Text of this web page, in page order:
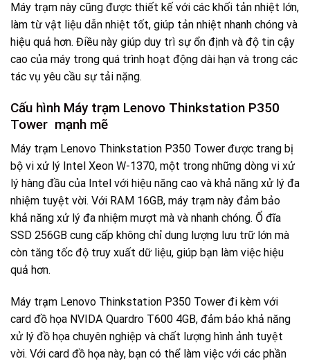
Máy trạm này cũng được thiết kế với các khối tản nhiệt lớn,
làm từ vật liệu dẫn nhiệt tốt, giúp tản nhiệt nhanh chóng và
hiệu quả hơn. Điều này giúp duy trì sự ổn định và độ tin cậy
cao của máy trong quá trình hoạt động dài hạn và trong các
tác vụ yêu cầu sự tải nặng.
Cấu hình Máy trạm Lenovo Thinkstation P350
Tower mạnh mẽ
Máy trạm Lenovo Thinkstation P350 Tower được trang bị
bộ vi xử lý Intel Xeon W-1370, một trong những dòng vi xử
lý hàng đầu của Intel với hiệu năng cao và khả năng xử lý đa
nhiệm tuyệt vời. Với RAM 16GB, máy trạm này đảm bảo
khả năng xử lý đa nhiệm mượt mà và nhanh chóng. Ổ đĩa
SSD 256GB cung cấp không chỉ dung lượng lưu trữ lớn mà
còn tăng tốc độ truy xuất dữ liệu, giúp bạn làm việc hiệu
quả hơn.
Máy trạm Lenovo Thinkstation P350 Tower đi kèm với
card đồ họa NVIDA Quardro T600 4GB, đảm bảo khả năng
xử lý đồ họa chuyên nghiệp và chất lượng hình ảnh tuyệt
vời. Với card đồ họa này, bạn có thể làm việc với các phần